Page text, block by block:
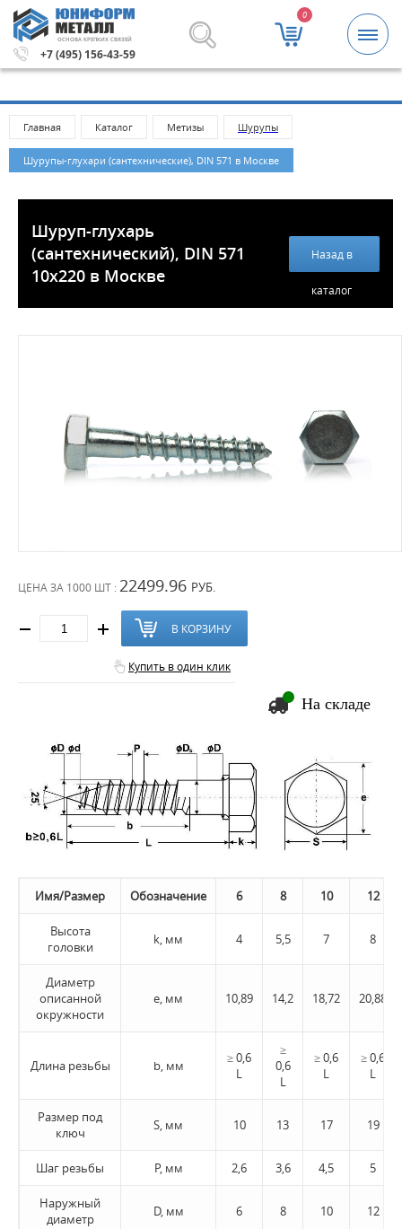
ОСНОВА КРЕПКИХ СВЯЗЕЙ
+7 (495) 156-43-59
0
Метизы и крепежные изделия оптом.
Главная Каталог Метизы Шурупы
Шурупы-глухари (сантехнические), DIN 571 в Москве
Шуруп-глухарь
(сантехнический), DIN 571
10х220 в Москве
Назад в
каталог
ЦЕНА ЗА 1000 ШТ : 22499.96 РУБ.
В КОРЗИНУ
Купить в один клик
На складе
Имя/Размер Обозначение 6 8 10 12
Высота
головки
k, мм 4 5,5 7 8
Диаметр
описанной
окружности
e, мм 10,89 14,2 18,72 20,88
Длина резьбы b, мм
≥ 0,6
L
≥
0,6
L
≥ 0,6
L
≥ 0,6
L
Размер под
ключ
S, мм 10 13 17 19
Шаг резьбы P, мм 2,6 3,6 4,5 5
Наружный
диаметр
D, мм 6 8 10 12